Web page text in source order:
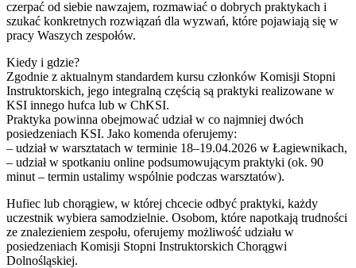
czerpać od siebie nawzajem, rozmawiać o dobrych praktykach i
szukać konkretnych rozwiązań dla wyzwań, które pojawiają się w
pracy Waszych zespołów.
Kiedy i gdzie?
Zgodnie z aktualnym standardem kursu członków Komisji Stopni
Instruktorskich, jego integralną częścią są praktyki realizowane w
KSI innego hufca lub w ChKSI.
Praktyka powinna obejmować udział w co najmniej dwóch
posiedzeniach KSI. Jako komenda oferujemy:
– udział w warsztatach w terminie 18–19.04.2026 w Łagiewnikach,
– udział w spotkaniu online podsumowującym praktyki (ok. 90
minut – termin ustalimy wspólnie podczas warsztatów).
Hufiec lub chorągiew, w której chcecie odbyć praktyki, każdy
uczestnik wybiera samodzielnie. Osobom, które napotkają trudności
ze znalezieniem zespołu, oferujemy możliwość udziału w
posiedzeniach Komisji Stopni Instruktorskich Chorągwi
Dolnośląskiej.